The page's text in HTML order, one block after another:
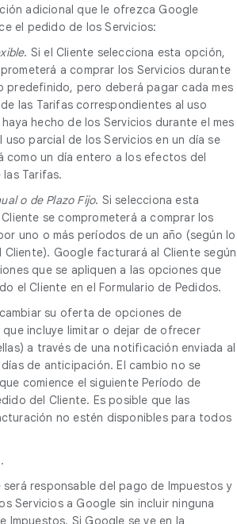
adicional que le ofrezca Google
el pedido de los Servicios:
. Si el Cliente selecciona esta opción,
a comprar los Servicios durante
predefinido, pero deberá pagar cada mes
las Tarifas correspondientes al uso
hecho de los Servicios durante el mes
uso parcial de los Servicios en un día se
como un día entero a los efectos del
Tarifas.
o de Plazo Fijo. Si selecciona esta
se comprometerá a comprar los
uno o más períodos de un año (según lo
Cliente). Google facturará al Cliente según
que se apliquen a las opciones que
el Cliente en el Formulario de Pedidos.
su oferta de opciones de
incluye limitar o dejar de ofrecer
a través de una notificación enviada al
de anticipación. El cambio no se
comience el siguiente Período de
del Cliente. Es posible que las
no estén disponibles para todos
.
será responsable del pago de Impuestos y
Servicios a Google sin incluir ninguna
Impuestos. Si Google se ve en la